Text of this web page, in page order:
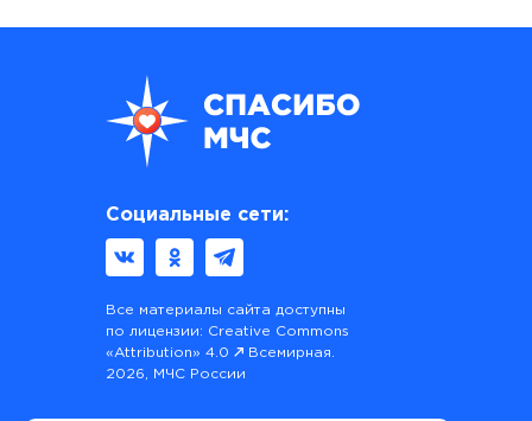
Социальные сети:
Все материалы сайта доступны
по лицензии: Creative Commons
«Attribution» 4.0
Всемирная.
2026, МЧС России